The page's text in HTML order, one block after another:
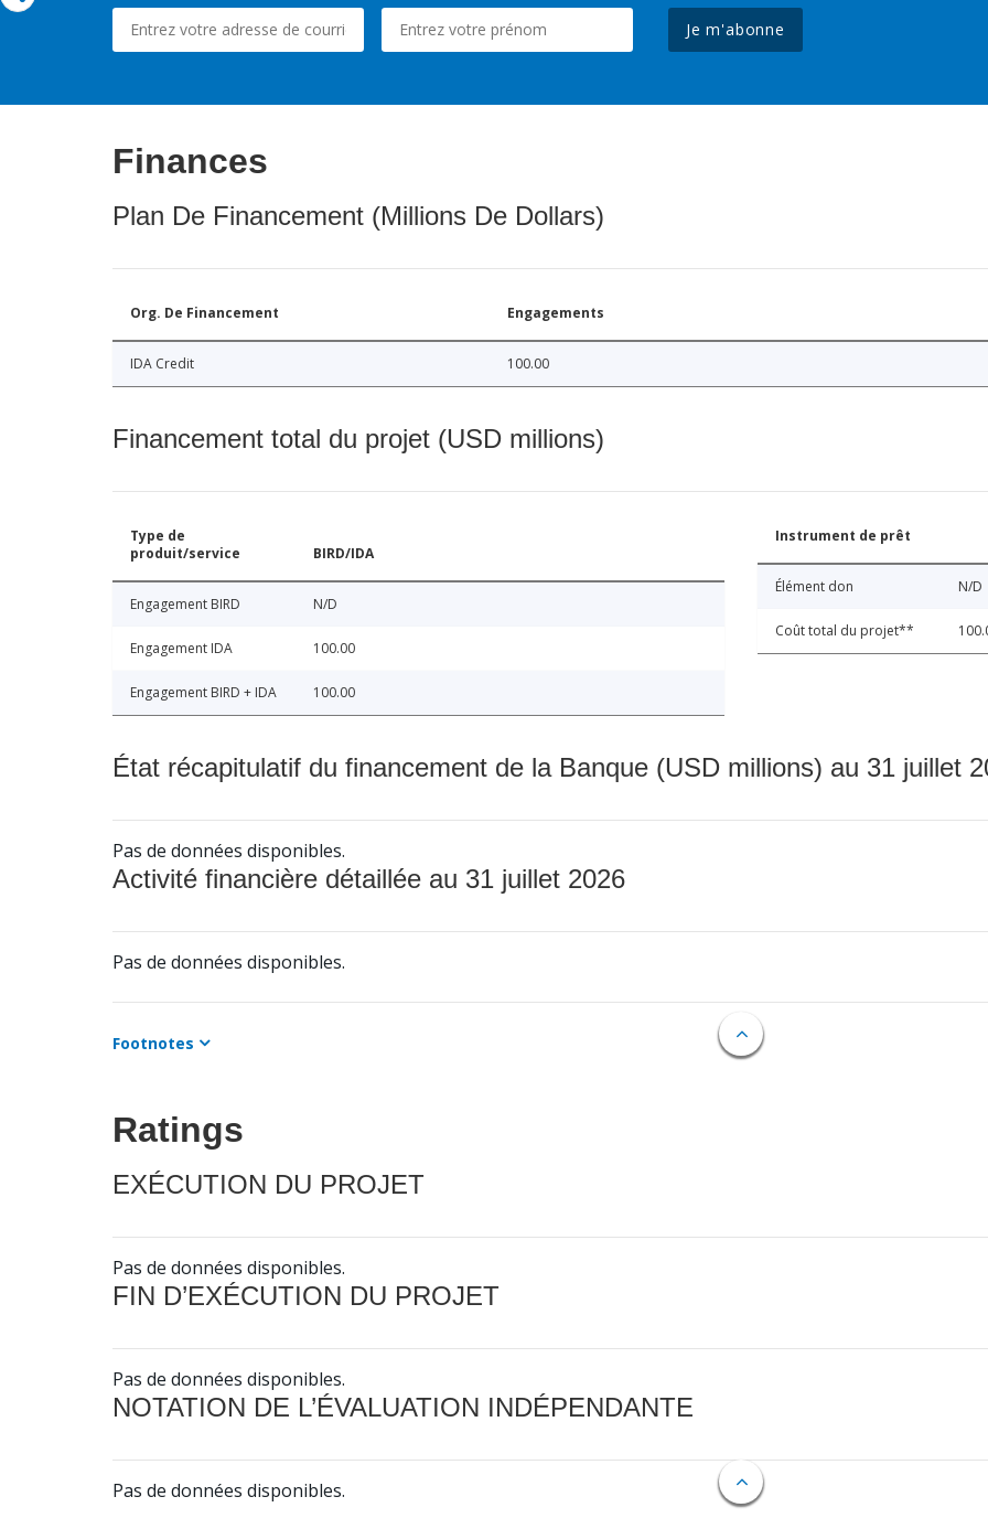
Je m'abonne
Finances
Plan De Financement (Millions De Dollars)
Org. De Financement Engagements
IDA Credit 100.00
Financement total du projet (USD millions)
Type de
produit/service
BIRD/IDA
Engagement BIRD N/D
Engagement IDA 100.00
Engagement BIRD + IDA 100.00
Instrument de prêt
Élément don N/D
Coût total du projet**
État récapitulatif du financement de la Banque (USD millions) au 31 juillet
Pas de données disponibles.
Activité financière détaillée au 31 juillet 2026
Pas de données disponibles.
Footnotes
Ratings
EXÉCUTION DU PROJET
Pas de données disponibles.
FIN D’EXÉCUTION DU PROJET
Pas de données disponibles.
NOTATION DE L’ÉVALUATION INDÉPENDANTE
Pas de données disponibles.